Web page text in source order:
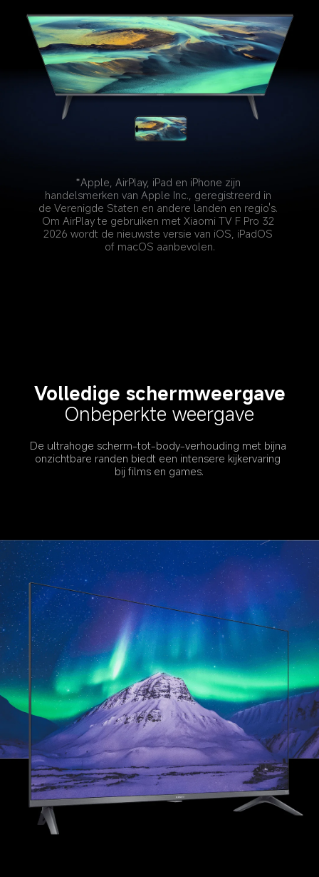
*Apple, AirPlay, iPad en iPhone zijn
handelsmerken van Apple Inc., geregistreerd in
de Verenigde Staten en andere landen en regio's.
Om AirPlay te gebruiken met Xiaomi TV F Pro 32
2026 wordt de nieuwste versie van iOS, iPadOS
of macOS aanbevolen.
Volledige schermweergave
Onbeperkte weergave
De ultrahoge scherm-tot-body-verhouding met bijna
onzichtbare randen biedt een intensere kijkervaring
bij films en games.